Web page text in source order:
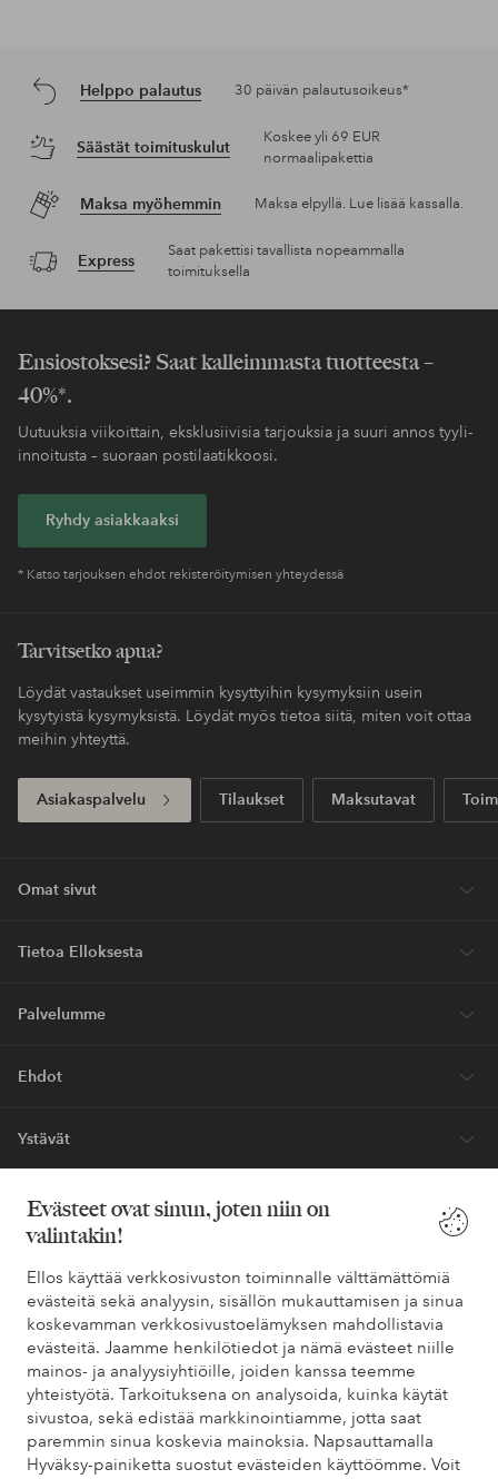
Evästeet ovat sinun, joten niin on
valintakin!
Ellos käyttää verkkosivuston toiminnalle välttämättömiä
evästeitä sekä analyysin, sisällön mukauttamisen ja sinua
koskevamman verkkosivustoelämyksen mahdollistavia
evästeitä. Jaamme henkilötiedot ja nämä evästeet niille
mainos- ja analyysiyhtiöille, joiden kanssa teemme
yhteistyötä. Tarkoituksena on analysoida, kuinka käytät
sivustoa, sekä edistää markkinointiamme, jotta saat
paremmin sinua koskevia mainoksia. Napsauttamalla
Hyväksy-painiketta suostut evästeiden käyttöömme. Voit
Helppo palautus 30 päivän palautusoikeus*
Säästät toimituskulut
Koskee yli 69 EUR
normaalipakettia
Maksa myöhemmin Maksa elpyllä. Lue lisää kassalla.
Express
Saat pakettisi tavallista nopeammalla
toimituksella
Ensiostoksesi? Saat kalleimmasta tuotteesta –
40%*.
Uutuuksia viikoittain, eksklusiivisia tarjouksia ja suuri annos tyyli-
innoitusta – suoraan postilaatikkoosi.
Ryhdy asiakkaaksi
* Katso tarjouksen ehdot rekisteröitymisen yhteydessä
Tarvitsetko apua?
Löydät vastaukset useimmin kysyttyihin kysymyksiin usein
kysytyistä kysymyksistä. Löydät myös tietoa siitä, miten voit ottaa
meihin yhteyttä.
Asiakaspalvelu Tilaukset Maksutavat
Omat sivut
Tietoa Elloksesta
Palvelumme
Ehdot
Ystävät
Turvalliset maksut – maksa nyt tai erissä
elpy elpy
Suomi - Valitse maa